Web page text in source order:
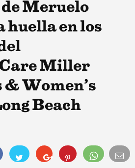
Meruelo
huella en los
Miller
& Women’s
Beach